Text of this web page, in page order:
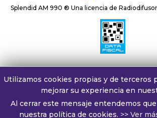
Splendid AM 990 ® Una licencia de
Utilizamos cookies propias y de terceros
mejorar su experiencia en
Al cerrar este mensaje entendemos
nuestra política de cookies. >> Ver